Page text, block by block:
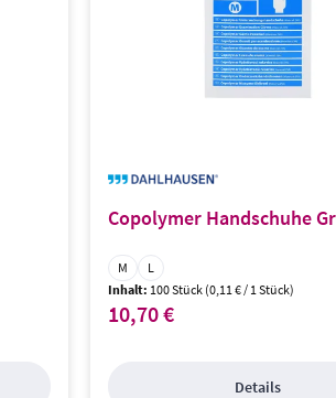
Copolymer Handschuhe
Größe:
M
L
Inhalt: 100 Stück (0,11 € / 1 Stück)
Regulärer Preis:
10,70 €
Details